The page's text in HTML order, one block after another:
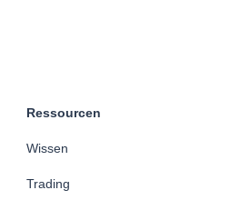
Ressourcen
Wissen
Trading